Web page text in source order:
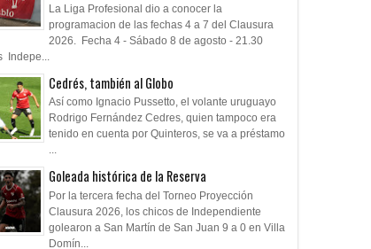
La Liga Profesional dio a conocer la
programacion de las fechas 4 a 7 del Clausura
2026. Fecha 4 - Sábado 8 de agosto - 21.30
Indepe...
Cedrés, también al Globo
Así como Ignacio Pussetto, el volante uruguayo
Rodrigo Fernández Cedres, quien tampoco era
tenido en cuenta por Quinteros, se va a préstamo
...
Goleada histórica de la Reserva
Por la tercera fecha del Torneo Proyección
Clausura 2026, los chicos de Independiente
golearon a San Martín de San Juan 9 a 0 en Villa
Domín...